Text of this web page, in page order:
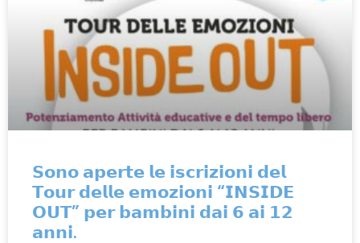
𝗦𝗼𝗻𝗼 𝗮𝗽𝗲𝗿𝘁𝗲 𝗹𝗲 𝗶𝘀𝗰𝗿𝗶𝘇𝗶𝗼𝗻𝗶 𝗱𝗲𝗹
𝗧𝗼𝘂𝗿 𝗱𝗲𝗹𝗹𝗲 𝗲𝗺𝗼𝘇𝗶𝗼𝗻𝗶 “𝗜𝗡𝗦𝗜𝗗𝗘
𝗢𝗨𝗧” 𝗽𝗲𝗿 𝗯𝗮𝗺𝗯𝗶𝗻𝗶 𝗱𝗮𝗶 𝟲 𝗮𝗶 𝟭𝟮
𝗮𝗻𝗻𝗶.